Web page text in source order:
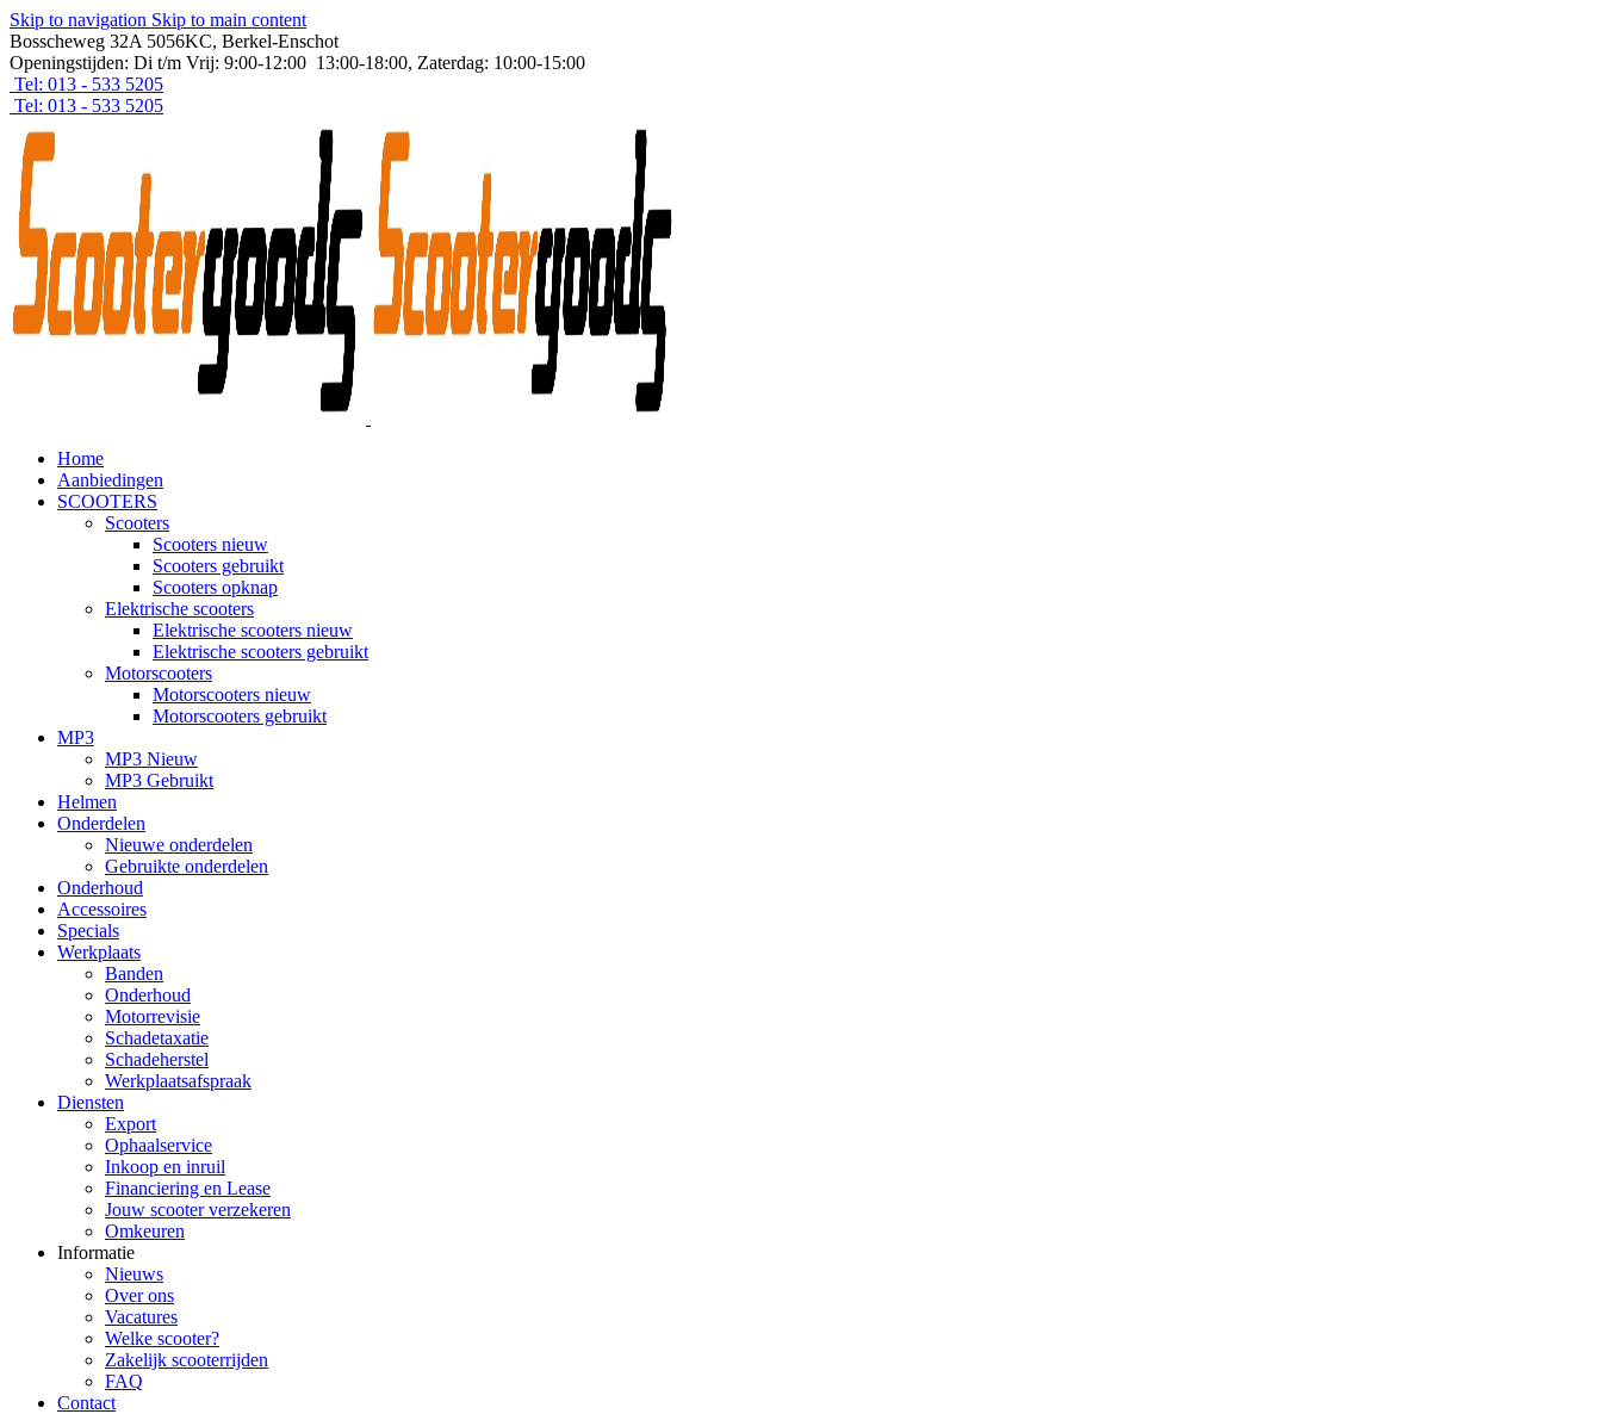
Skip to navigation Skip to main content
Bosscheweg 32A 5056KC, Berkel-Enschot
Openingstijden: Di t/m Vrij: 9:00-12:00 13:00-18:00, Zaterdag: 10:00-15:00
Tel: 013 - 533 5205
Tel: 013 - 533 5205
Home
Aanbiedingen
SCOOTERS
Scooters
Scooters nieuw
Scooters gebruikt
Scooters opknap
Elektrische scooters
Elektrische scooters nieuw
Elektrische scooters gebruikt
Motorscooters
Motorscooters nieuw
Motorscooters gebruikt
MP3
MP3 Nieuw
MP3 Gebruikt
Helmen
Onderdelen
Nieuwe onderdelen
Gebruikte onderdelen
Onderhoud
Accessoires
Specials
Werkplaats
Banden
Onderhoud
Motorrevisie
Schadetaxatie
Schadeherstel
Werkplaatsafspraak
Diensten
Export
Ophaalservice
Inkoop en inruil
Financiering en Lease
Jouw scooter verzekeren
Omkeuren
Informatie
Nieuws
Over ons
Vacatures
Welke scooter?
Zakelijk scooterrijden
FAQ
Contact